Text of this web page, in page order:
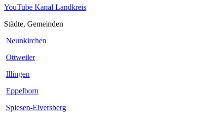
YouTube Kanal Landkreis
Städte, Gemeinden
Neunkirchen
Ottweiler
Illingen
Eppelborn
Spiesen-Elversberg